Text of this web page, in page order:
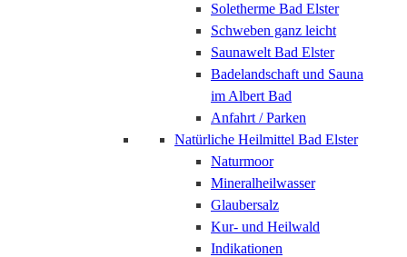
Soletherme Bad Elster
Schweben ganz leicht
Saunawelt Bad Elster
Badelandschaft und Sauna
im Albert Bad
Anfahrt / Parken
Natürliche Heilmittel Bad Elster
Naturmoor
Mineralheilwasser
Glaubersalz
Kur- und Heilwald
Indikationen